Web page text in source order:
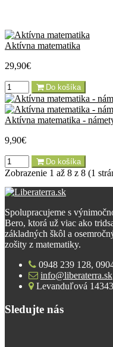
Aktívna matematika
29,90€
Do košíka
Aktívna matematika -
9,90€
Do košíka
Zobrazenie 1 až 8 z 8 (1
Spolupracujeme s
Bero, ktorá už viac ako
základných škôl a
zošity z matematiky.
0948 239 128,
info@liberaterra.sk
Levanduľová
Sledujte nás